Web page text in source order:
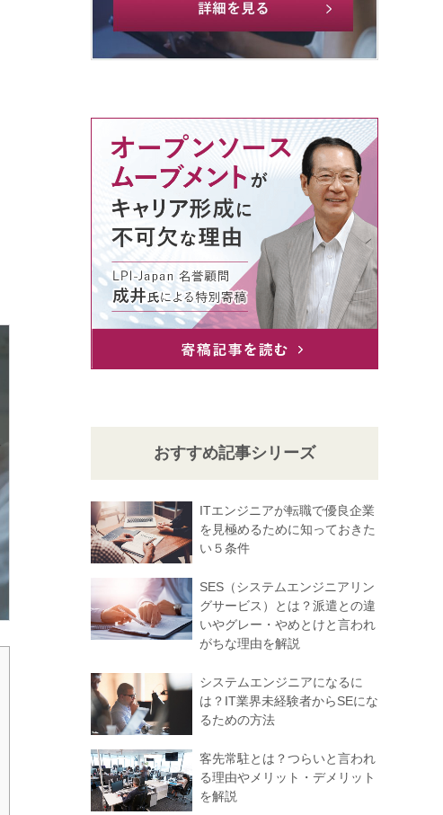
おすすめ記事シリーズ
ITエンジニアが転職で優良企業
を見極めるために知っておきた
い５条件
SES（システムエンジニアリン
グサービス）とは？派遣との違
いやグレー・やめとけと言われ
がちな理由を解説
システムエンジニアになるに
は？IT業界未経験者からSEにな
るための方法
客先常駐とは？つらいと言われ
る理由やメリット・デメリット
を解説